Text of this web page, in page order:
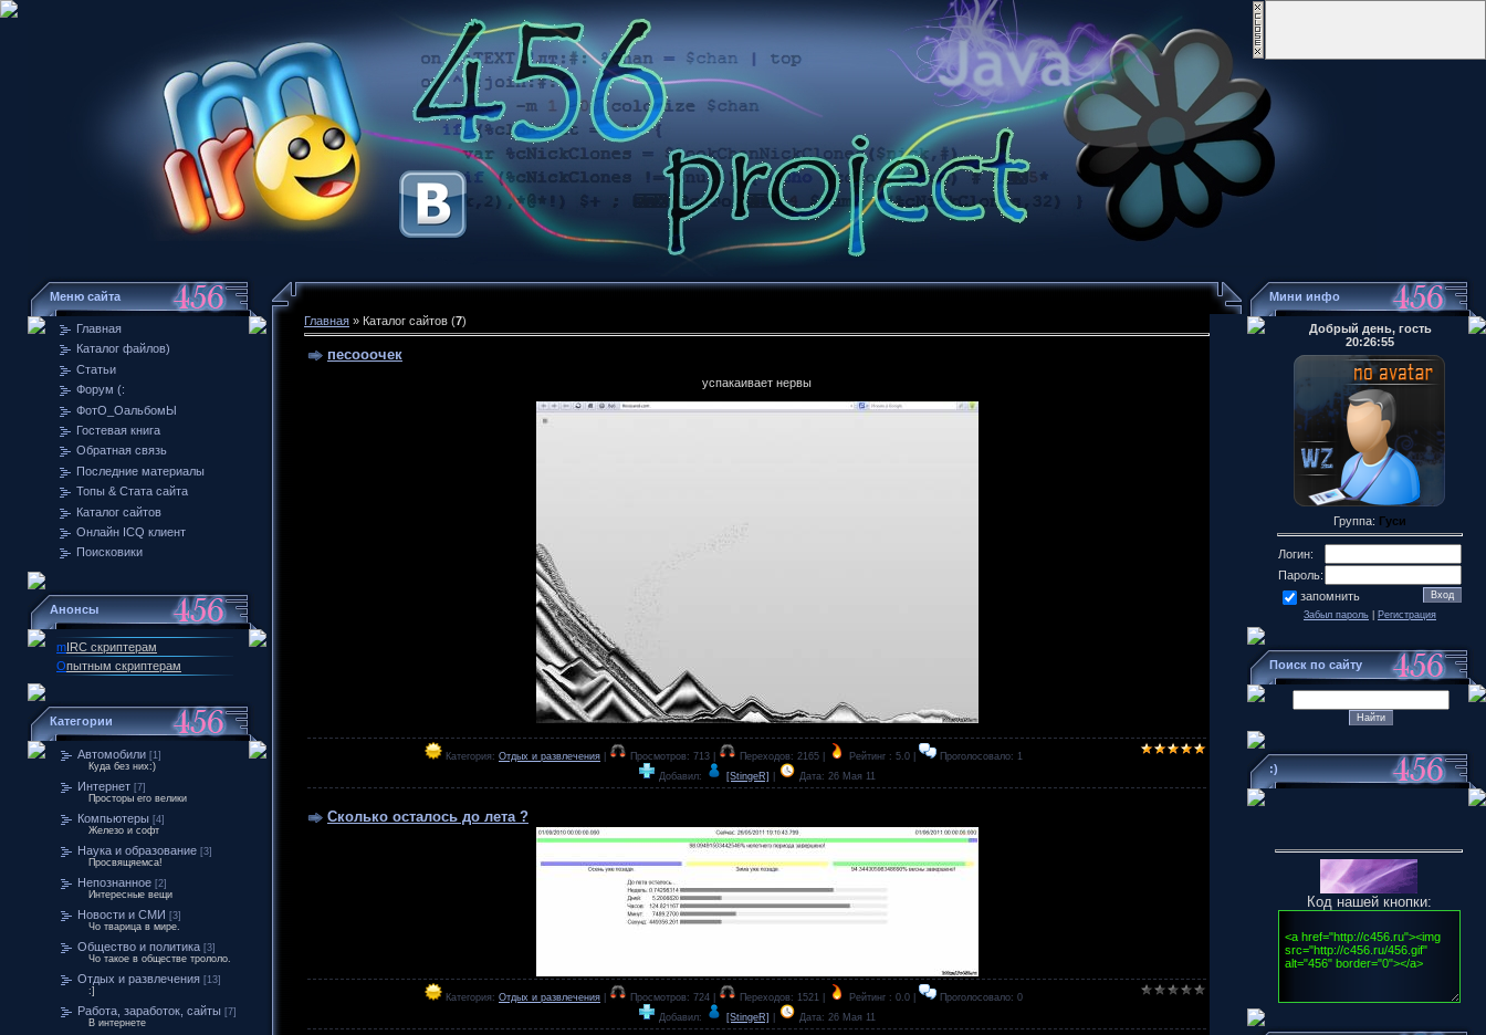
Меню сайта
Главная
Каталог файлов)
Статьи
Форум (:
ФотО_ОальбомЫ
Гостевая книга
Обратная связь
Последние материалы
Топы & Стата сайта
Каталог сайтов
Онлайн ICQ клиент
Поисковики
Анонсы
mIRC скриптерам
Опытным скриптерам
Категории
Автомобили [1]
Куда без них:)
Интернет [7]
Просторы его велики
Компьютеры [4]
Железо и софт
Наука и образование [3]
Просвящяемса!
Непознанное [2]
Интересные вещи
Новости и СМИ [3]
Чо тварица в мире.
Общество и политика [3]
Чо такое в обществе трололо.
Отдых и развлечения [13]
:]
Работа, заработок, сайты [7]
В интернете
Главная » Каталог сайтов (7)
песооочек
успакаивает нервы
Категория: Отдых и развлечения Просмотров: 713 | Переходов: 2165 | Рейтинг : 5.0 |
Проголосовало: 1
Добавил:
[StingeR] Дата: 26 Мая 11
Сколько осталось до лета ?
Категория: Отдых и развлечения Просмотров: 724 | Переходов: 1521 | Рейтинг : 0.0 |
Проголосовало: 0
Добавил:
[StingeR] Дата: 26 Мая 11
Мини инфо
Добрый день, гость
20:26:55
Группа: Гуси
Логин:
Пароль:
запомнить
Забыл пароль Регистрация
Поиск по сайту
:)
Код нашей кнопки: